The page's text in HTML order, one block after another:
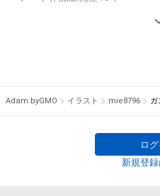
産権(それらの権利を取得し、
出願する権利を含みます。)を
知的財産権を有することを意味
の管理委託を受けている者から
アイテムの保有者が有する権利
【好きなモチーフ】
Adam byGMO イラスト mie8796 ガ
ロ
新規登